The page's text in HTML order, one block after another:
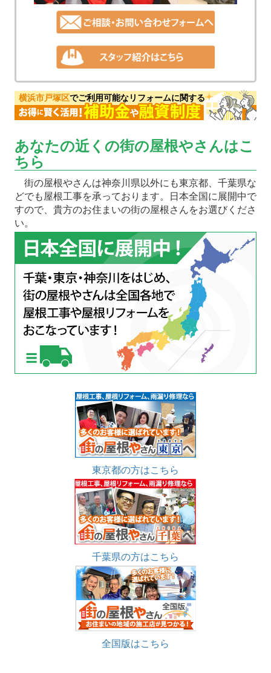
横浜市戸塚区でご利用可能なリフォームに関する
あなたの近くの街の屋根やさんはこ
ちら
街の屋根やさんは神奈川県以外にも東京都、千葉県な
どでも屋根工事を承っております。日本全国に展開中で
すので、貴方のお住まいの街の屋根さんをお選びくださ
い。
東京都の方はこちら
千葉県の方はこちら
全国版はこちら